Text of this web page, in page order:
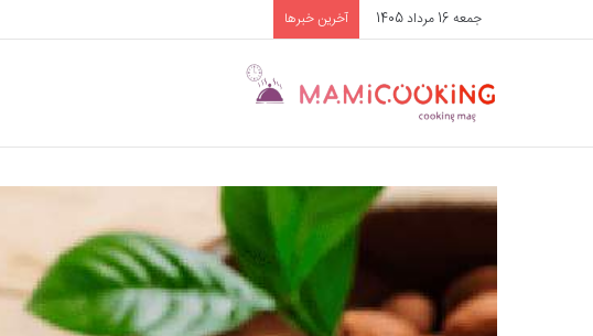
جمعه 16 مرداد 1405 آخرین خبرها